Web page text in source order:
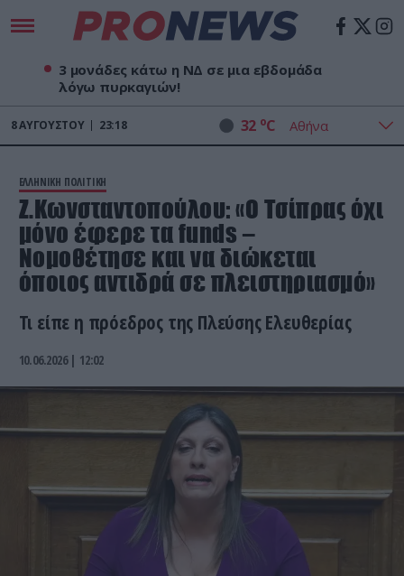
3 μονάδες κάτω η ΝΔ σε μια εβδομάδα
λόγω πυρκαγιών!
8ΑΥΓΟΎΣΤΟΥ 23:18 32 oC
ΕΛΛΗΝΙΚΗ ΠΟΛΙΤΙΚΗ
Ζ.Κωνσταντοπούλου: «Ο Τσίπρας όχι
μόνο έφερε τα funds –
Νομοθέτησε και να διώκεται
όποιος αντιδρά σε πλειστηριασμό»
Τι είπε η πρόεδρος της Πλεύσης Ελευθερίας
10.06.2026 | 12:02